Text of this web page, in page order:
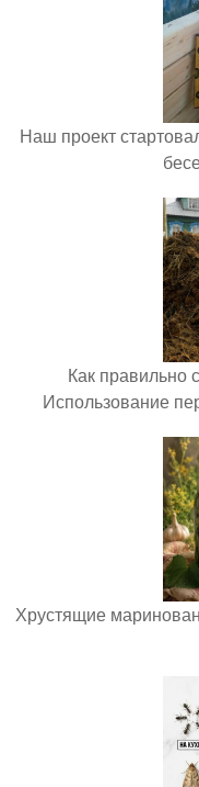
Наш проект
Как правильно
Использование
Хрустящие